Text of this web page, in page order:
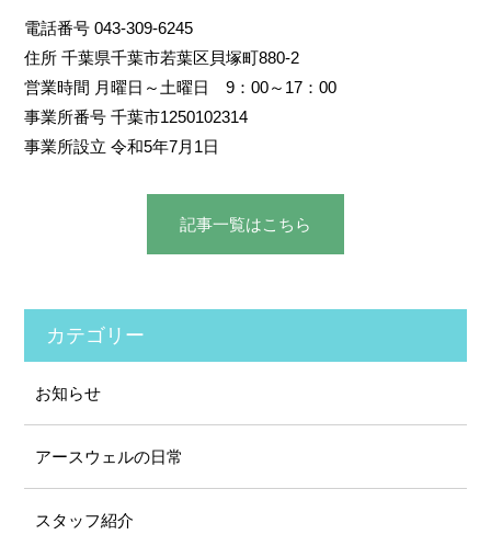
電話番号 043-309-6245
住所 千葉県千葉市若葉区貝塚町880-2
営業時間 月曜日～土曜日 9：00～17：00
事業所番号 千葉市1250102314
事業所設立 令和5年7月1日
記事⼀覧はこちら
カテゴリー
お知らせ
アースウェルの⽇常
スタッフ紹介